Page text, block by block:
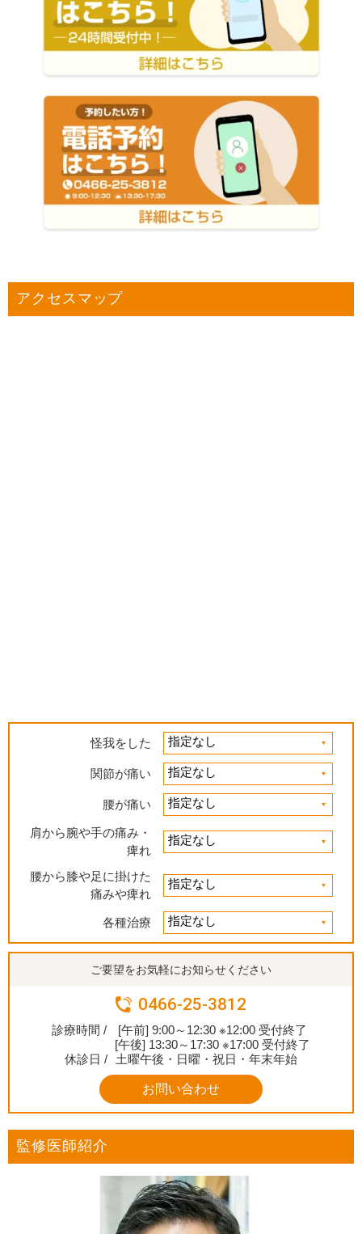
アクセスマップ
怪我をした
関節が痛い
腰が痛い
肩から腕や手の痛み・
痺れ
腰から膝や足に掛けた
痛みや痺れ
各種治療
ご要望をお気軽にお知らせください
0466-25-3812
診療時間 /
[午前] 9:00～12:30 ※12:00 受付終了
[午後] 13:30～17:30 ※17:00 受付終了
休診日 /
土曜午後・日曜・祝日・年末年始
お問い合わせ
監修医師紹介